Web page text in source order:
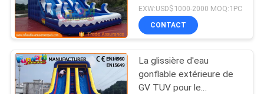
extérieurs ignifuges
ruelle de double
EXW:USD$1000-2000 MOQ:1PC
CONTACT
La glissière d'eau
gonflable extérieure de
GV TUV pour le